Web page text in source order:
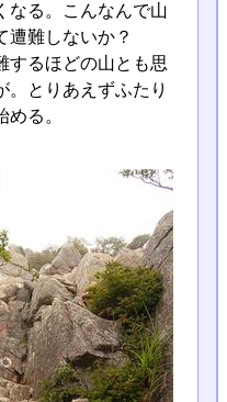
なる。こんなんで山
遭難しないか？
するほどの山とも思
。とりあえずふたり
める。